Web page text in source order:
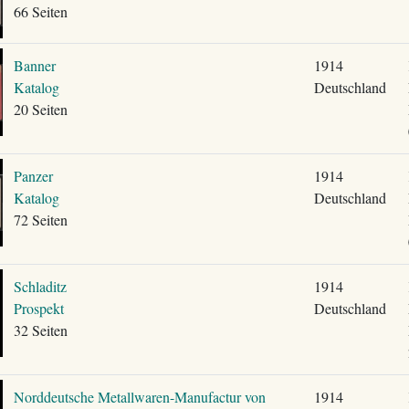
66 Seiten
Banner
Katalog
20 Seiten
1914
Deutschland
Panzer
Katalog
72 Seiten
1914
Deutschland
Schladitz
Prospekt
32 Seiten
1914
Deutschland
Norddeutsche Metallwaren-Manufactur von 1914